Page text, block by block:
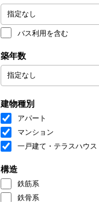
バス利用を含む
築年数
建物種別
アパート
マンション
一戸建て・テラスハウス
構造
鉄筋系
鉄骨系